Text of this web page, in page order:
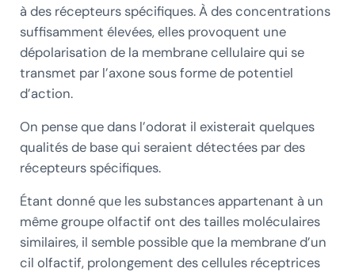
à des récepteurs spécifiques. À des concentrations
suffisamment élevées, elles provoquent une
dépolarisation de la membrane cellulaire qui se
transmet par l’axone sous forme de potentiel
d’action.
On pense que dans l’odorat il existerait quelques
qualités de base qui seraient détectées par des
récepteurs spécifiques.
Étant donné que les substances appartenant à un
même groupe olfactif ont des tailles moléculaires
similaires, il semble possible que la membrane d’un
cil olfactif, prolongement des cellules réceptrices